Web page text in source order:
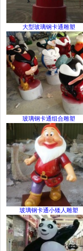
大型玻璃钢卡通雕塑
玻璃钢卡通组合雕塑
玻璃钢卡通小矮人雕塑